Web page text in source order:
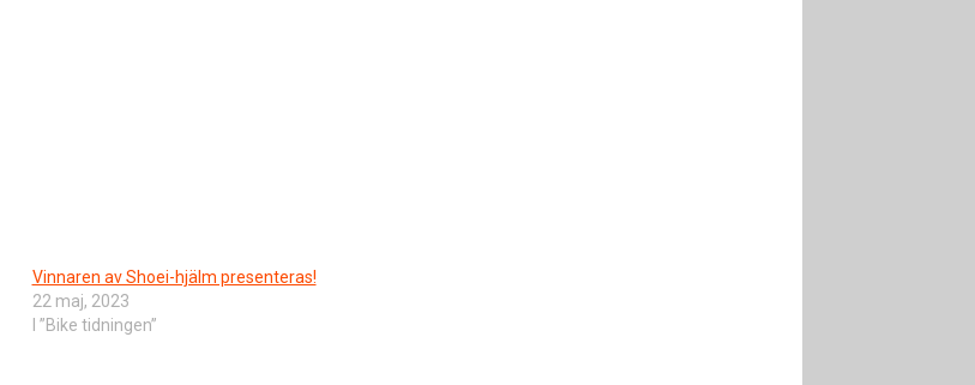
Vinnaren av Shoei-hjälm presenteras!
22 maj, 2023
I ”Bike tidningen”